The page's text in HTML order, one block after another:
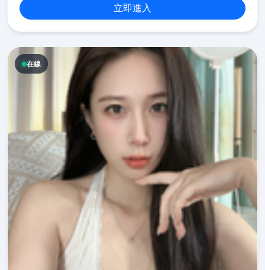
立即進入
在線